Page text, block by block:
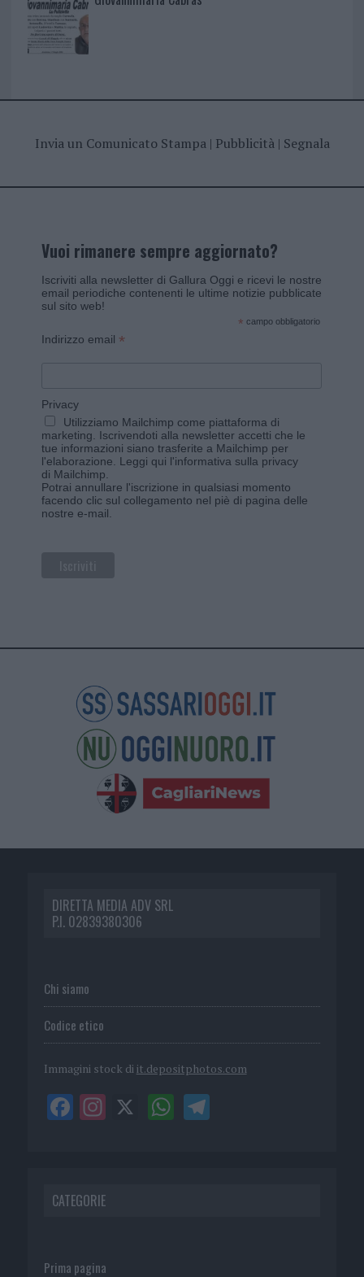
Invia un Comunicato Stampa| Pubblicità| Segnala
Vuoi rimanere sempre aggiornato?
Iscriviti alla newsletter di Gallura Oggi e ricevi le nostre
email periodiche contenenti le ultime notizie pubblicate
sul sito web!
* campo obbligatorio
Indirizzo email *
Privacy
Utilizziamo Mailchimp come piattaforma di
marketing. Iscrivendoti alla newsletter accetti che le
tue informazioni siano trasferite a Mailchimp per
l'elaborazione. Leggi qui l'informativa sulla privacy
di Mailchimp
Potrai annullare l'iscrizione in qualsiasi momento
facendo clic sul collegamento nel piè di pagina delle
nostre e-mail.
DIRETTA MEDIA ADV SRL
P.I. 02839380306
Chi siamo
Codice etico
Immagini stock di it.depositphotos.com
CATEGORIE
Prima pagina